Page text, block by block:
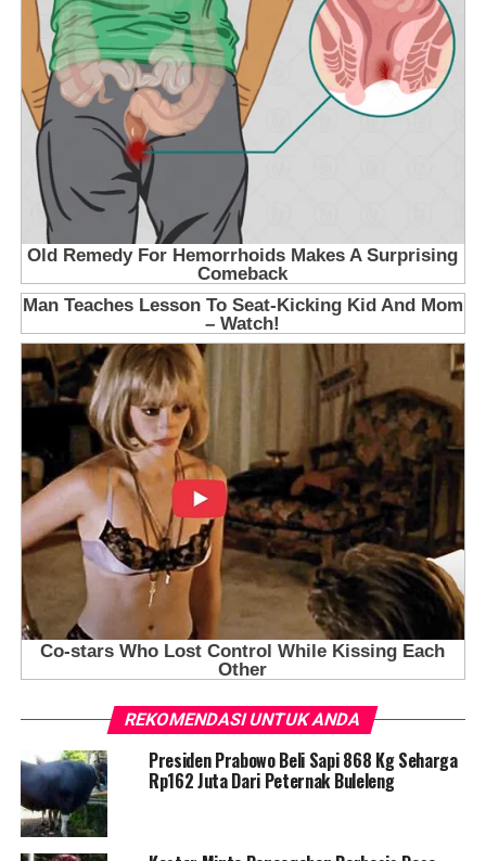
REKOMENDASI UNTUK ANDA
Presiden Prabowo Beli Sapi 868 Kg Seharga
Rp162 Juta Dari Peternak Buleleng